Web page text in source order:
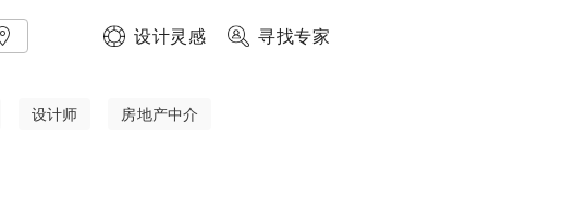
设计灵感 寻找专家
设计师 房地产中介